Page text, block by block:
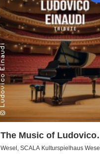
The Music of Ludovico
Einaudi: Tribute-
Wesel, SCALA Kulturspielhaus Wesel